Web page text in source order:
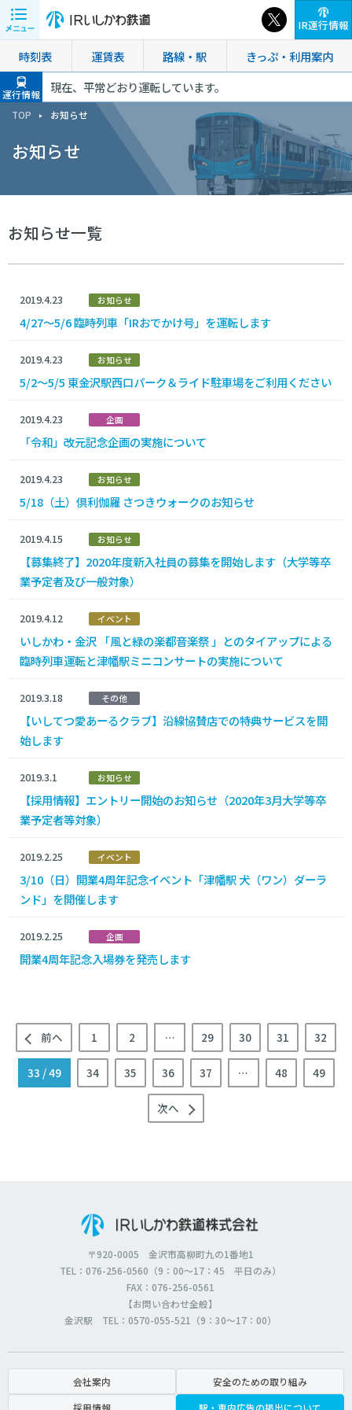
IR運行情報
時刻表 運賃表 路線・駅 きっぷ・利用案内
運行情報 現在、平常どおり運転しています。
TOP お知らせ
お知らせ
お知らせ一覧
2019.4.23 お知らせ
4/27～5/6 臨時列車「IRおでかけ号」を運転します
2019.4.23 お知らせ
5/2～5/5 東金沢駅西口パーク＆ライド駐車場をご利用ください
2019.4.23 企画
「令和」改元記念企画の実施について
2019.4.23 お知らせ
5/18（土）倶利伽羅 さつきウォークのお知らせ
2019.4.15 お知らせ
【募集終了】2020年度新入社員の募集を開始します（大学等卒
業予定者及び一般対象）
2019.4.12 イベント
いしかわ・金沢 「風と緑の楽都音楽祭 」とのタイアップによる
臨時列車運転と津幡駅ミニコンサートの実施について
2019.3.18 その他
【いしてつ愛あーるクラブ】沿線協賛店での特典サービスを開
始します
2019.3.1 お知らせ
【採用情報】エントリー開始のお知らせ（2020年3月大学等卒
業予定者等対象）
2019.2.25 イベント
3/10（日）開業4周年記念イベント「津幡駅 犬（ワン）ダーラ
ンド」を開催します
2019.2.25 企画
開業4周年記念入場券を発売します
前へ 1 2 … 29 30 31 32
33 / 49 34 35 36 37 … 48 49
次へ
〒920-0005 金沢市高柳町九の1番地1
TEL：076-256-0560（9：00～17：45 平日のみ）
FAX：076-256-0561
【お問い合わせ全般】
金沢駅 TEL：0570-055-521（9：30～17：00）
会社案内
安全のための取り組み
採用情報
駅・車内広告の掲出について